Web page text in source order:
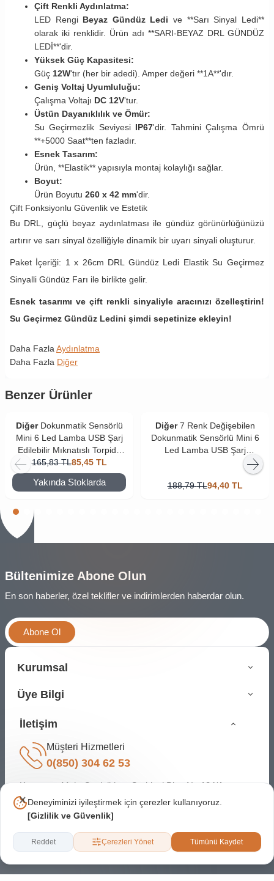
Deneyiminizi iyileştirmek için çerezler kullanıyoruz.
[Gizlilik ve Güvenlik]
Reddet Çerezleri Yönet Tümünü Kaydet
Çift Renkli Aydınlatma:
LED Rengi Beyaz Gündüz Ledi ve **Sarı Sinyal Ledi**
olarak iki renklidir. Ürün adı **SARI-BEYAZ DRL GÜNDÜZ
LEDİ**'dir.
Yüksek Güç Kapasitesi:
Güç 12W'tır (her bir adedi). Amper değeri **1A**'dır.
Geniş Voltaj Uyumluluğu:
Çalışma Voltajı DC 12V'tur.
Üstün Dayanıklılık ve Ömür:
Su Geçirmezlik Seviyesi IP67'dir. Tahmini Çalışma Ömrü
**+5000 Saat**ten fazladır.
Esnek Tasarım:
Ürün, **Elastik** yapısıyla montaj kolaylığı sağlar.
Boyut:
Ürün Boyutu 260 x 42 mm'dir.
Çift Fonksiyonlu Güvenlik ve Estetik
Bu DRL, güçlü beyaz aydınlatması ile gündüz görünürlüğünüzü
artırır ve sarı sinyal özelliğiyle dinamik bir uyarı sinyali oluşturur.
Paket İçeriği: 1 x 26cm DRL Gündüz Ledi Elastik Su Geçirmez
Sinyalli Gündüz Farı ile birlikte gelir.
Esnek tasarımı ve çift renkli sinyaliyle aracınızı özelleştirin!
Su Geçirmez Gündüz Ledini şimdi sepetinize ekleyin!
Daha Fazla Aydınlatma
Daha Fazla Diğer
Benzer Ürünler
Diğer Dokunmatik Sensörlü
Mini 6 Led Lamba USB Şarj
Edilebilir Mıknatıslı Torpido
Lambası Beyaz Renk
165,83 TL85,45 TL
Yakında Stoklarda
Diğer 7 Renk Değişebilen
Dokunmatik Sensörlü Mini 6
Led Lamba USB Şarj
188,79 TL94,40 TL
Bültenimize Abone Olun
En son haberler, özel teklifler ve indirimlerden haberdar olun.
Abone Ol
Kurumsal
Üye Bilgi
İletişim
Müşteri Hizmetleri
0(850) 304 62 53
Karapınar Mah. Cevizlidere Caddesi Bina No:134/A
Çankaya Ankara
bilgi@candagrup.com
© Copyright. Tüm hakları saklıdır.